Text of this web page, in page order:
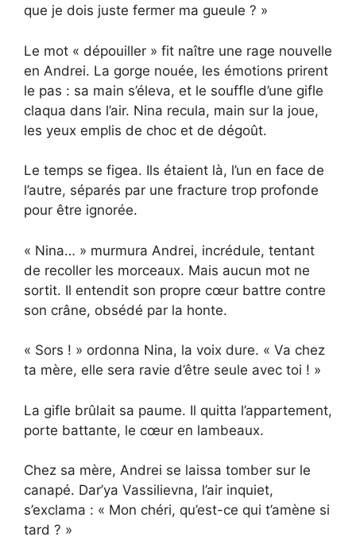
que je dois juste fermer ma gueule ? »
Le mot « dépouiller » fit naître une rage nouvelle
en Andrei. La gorge nouée, les émotions prirent
le pas : sa main s’éleva, et le souffle d’une gifle
claqua dans l’air. Nina recula, main sur la joue,
les yeux emplis de choc et de dégoût.
Le temps se figea. Ils étaient là, l’un en face de
l’autre, séparés par une fracture trop profonde
pour être ignorée.
« Nina… » murmura Andrei, incrédule, tentant
de recoller les morceaux. Mais aucun mot ne
sortit. Il entendit son propre cœur battre contre
son crâne, obsédé par la honte.
« Sors ! » ordonna Nina, la voix dure. « Va chez
ta mère, elle sera ravie d’être seule avec toi ! »
La gifle brûlait sa paume. Il quitta l’appartement,
porte battante, le cœur en lambeaux.
Chez sa mère, Andrei se laissa tomber sur le
canapé. Dar’ya Vassilievna, l’air inquiet,
s’exclama : « Mon chéri, qu’est-ce qui t’amène si
tard ? »